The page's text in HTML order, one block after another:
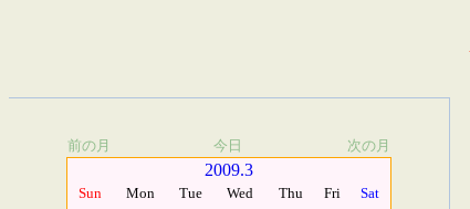
前の月 今日 次の月
2009.3
Sun Mon Tue Wed Thu Fri
Sat